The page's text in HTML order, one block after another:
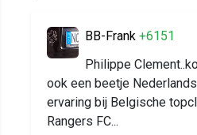
BB-Frank +6151
Philippe
ook een beetje
ervaring bij Belgische
Rangers FC...